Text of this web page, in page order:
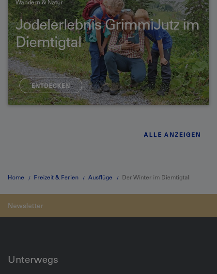
Wandern & Natur
Jodelerlebnis GrimmiJutz im
Diemtigtal
ENTDECKEN
ALLE ANZEIGEN
Home Freizeit & Ferien Ausflüge Der Winter im Diemtigtal
Unterwegs